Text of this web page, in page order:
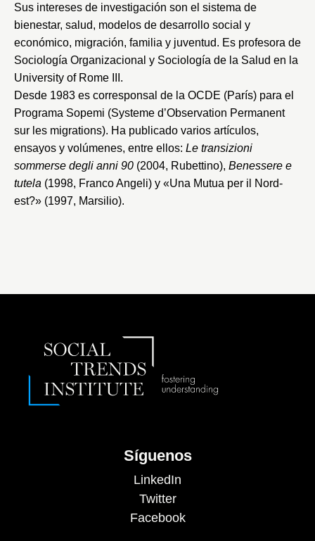
Sus intereses de investigación son el sistema de
bienestar, salud, modelos de desarrollo social y
económico, migración, familia y juventud. Es profesora de
Sociología Organizacional y Sociología de la Salud en la
University of Rome
.
Desde 1983 es corresponsal de la OCDE (París) para el
Programa Sopemi (Systeme d’Observation Permanent
sur les migrations). Ha publicado varios artículos,
ensayos y volúmenes, entre ellos: Le transizioni
sommerse degli anni 90 (2004, Rubettino), Benessere e
tutela (1998, Franco Angeli) y «Una Mutua per il Nord-
est?» (1997, Marsilio).
Síguenos
LinkedIn
Twitter
Facebook